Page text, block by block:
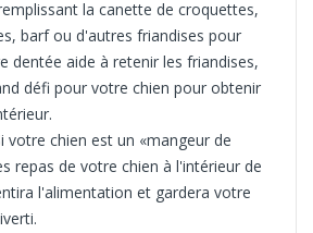
la canette de croquettes,
barf ou d'autres friandises pour
dentée aide à retenir les friandises,
défi pour votre chien pour obtenir
votre chien est un «mangeur de
repas de votre chien à l'intérieur de
l'alimentation et gardera votre